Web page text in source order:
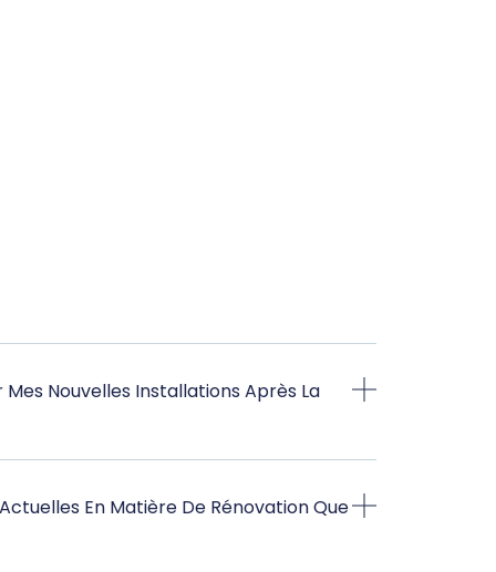
Nouvelles Installations Après La
En Matière De Rénovation Que